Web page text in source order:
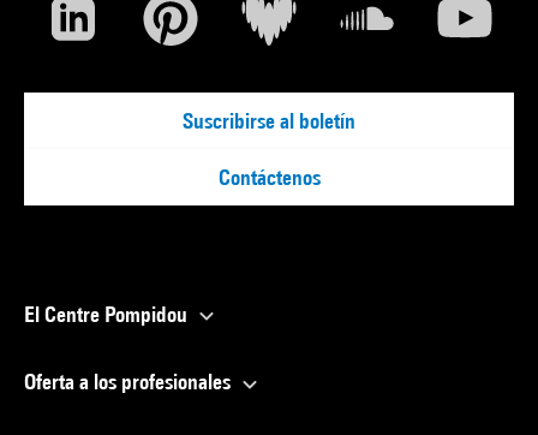
Suscribirse al boletín
Contáctenos
El Centre Pompidou
Oferta a los profesionales